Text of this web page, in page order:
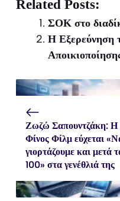
(Twitter)
Related Posts:
ΣΟΚ στο
Η Εξερεύνηση
Ζωζώ Σαπουντζάκη: Η
Φίνος Φίλμ εύχεται
γιορτάζουμε και μετά
100» στα γενέθλιά της